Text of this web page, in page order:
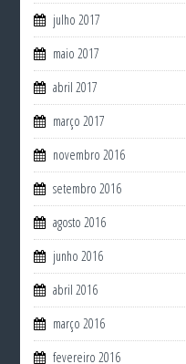
julho 2017
maio 2017
abril 2017
março 2017
novembro 2016
setembro 2016
agosto 2016
junho 2016
abril 2016
março 2016
fevereiro 2016